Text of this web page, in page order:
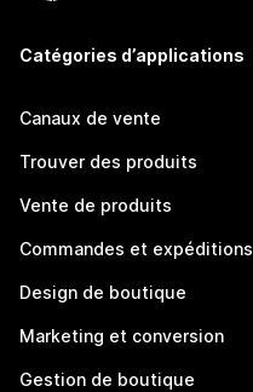
Catégories d’applications
Canaux de vente
Trouver des produits
Vente de produits
Commandes et expéditions
Design de boutique
Marketing et conversion
Gestion de boutique